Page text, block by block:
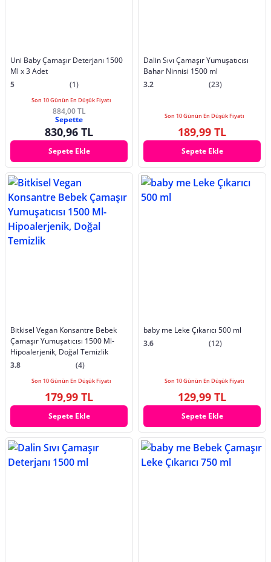
Uni Baby Çamaşır Deterjanı 1500
Ml x 3 Adet
5
(1)
Son 10 Günün En Düşük Fiyatı
884,00 TL
Sepette
830,96 TL
Sepete Ekle
Dalin Sıvı Çamaşır Yumuşatıcısı
Bahar Ninnisi 1500 ml
3.2
(23)
Son 10 Günün En Düşük Fiyatı
189,99 TL
Sepete Ekle
Bitkisel Vegan Konsantre Bebek
Çamaşır Yumuşatıcısı 1500 Ml-
Hipoalerjenik, Doğal Temizlik
3.8
(4)
Son 10 Günün En Düşük Fiyatı
179,99 TL
Sepete Ekle
baby me Leke Çıkarıcı 500 ml
3.6
(12)
Son 10 Günün En Düşük Fiyatı
129,99 TL
Sepete Ekle